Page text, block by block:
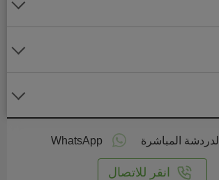
الدردشة المباشرة WhatsApp
انقر للاتصال